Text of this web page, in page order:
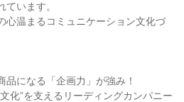
います。
心温まるコミュニケーション文化づ
品になる「企画力」が強み！
化”を支えるリーディングカンパニー